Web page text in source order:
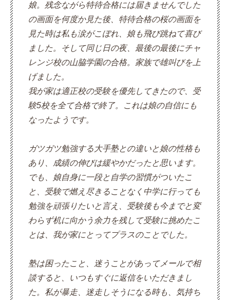
娘。残念ながら特待合格には届きませんでした
の画面を何度か見た後、特待合格の桜の画面を
見た時は私も涙がこぼれ、娘も飛び跳ねて喜び
ました。そして同じ日の夜、最後の最後にチャ
レンジ校の山脇学園の合格。家族で雄叫びを上
げました。
我が家は適正校の受験を優先してきたので、受
験5校を全て合格で終了。これは娘の自信にも
なったようです。
ガツガツ勉強する大手塾との違いと娘の性格も
あり、成績の伸びは緩やかだったと思います。
でも、娘自身に一段と自学の習慣がついたこ
と、受験で燃え尽きることなく中学に行っても
勉強を頑張りたいと言え、受験後も今までと変
わらず机に向かう余力を残して受験に挑めたこ
とは、我が家にとってプラスのことでした。
塾は困ったこと、迷うことがあってメールで相
談すると、いつもすぐに返信をいただきまし
た。私が暴走、迷走しそうになる時も、気持ち